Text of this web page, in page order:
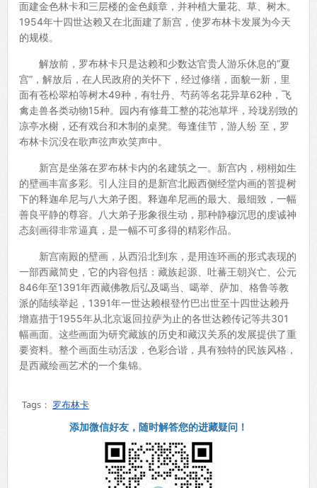
面建金色林卡和三层楼的金色颇章，并种植大量花、草、树木。
1954年十四世达赖又在北面建了新宫，使罗布林卡发展为今天
的规模。
解放前，罗布林卡只是达赖和少数达官贵人游乐休息的“夏
宫”，解放后，在人民政府的关怀下，经过修缮，面貌一新，里
面有苍松翠柏等树木49种，有牡丹、芍药等名花异草62种，飞
禽走兽各类动物15种。园内有修葺工整的花池草坪，玲珑别致的
凉亭水榭，还有戏台和木制的桌凳。每逢佳节，游人纷 至，罗
布林卡沉没在歌声弦声欢笑声中。
新宫是坐落在罗布林卡内的名建筑之一。新宫内，栩栩如生
的壁画丰富多彩。引人注目的是新宫北殿西侧经堂内画的菩提树
下的释迦牟尼与八大弟子图。释迦牟尼画的最大、最细致，一幅
善良平静的尊容。八大弟子形象很生动，那种静穆沉思的虔诚神
态刻画得非常逼真，是一幅不可多得的精彩作品。
新宫南殿的壁画，从西沿北到东，是用连环画的形式表现的
一部西藏简史，它的内容包括：藏族起源、吐蕃王朝兴亡、公元
846年至1391年西藏佛教后弘及噶当、噶举、萨加、格鲁等教
派的陆续举起，1391年一世达赖根登竹巴出世至十四世达赖丹
增嘉措于1955年从北京返回拉萨为止的各世达赖传记等共301
幅画面。这些画面为研究藏族的历史和藏汉关系的发展提供了重
要资料。整个画面生动活泼，色彩合谐，具有独特的民族风格，
是西藏绘画艺术的一个集锦。
Tags： 罗布林卡
添加微信好友，随时解答您的进藏疑问！